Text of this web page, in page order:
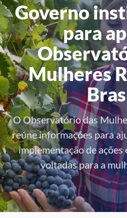
Governo
para
Mulheres
O Observatório das
reúne informações para
implementação de
voltadas para a